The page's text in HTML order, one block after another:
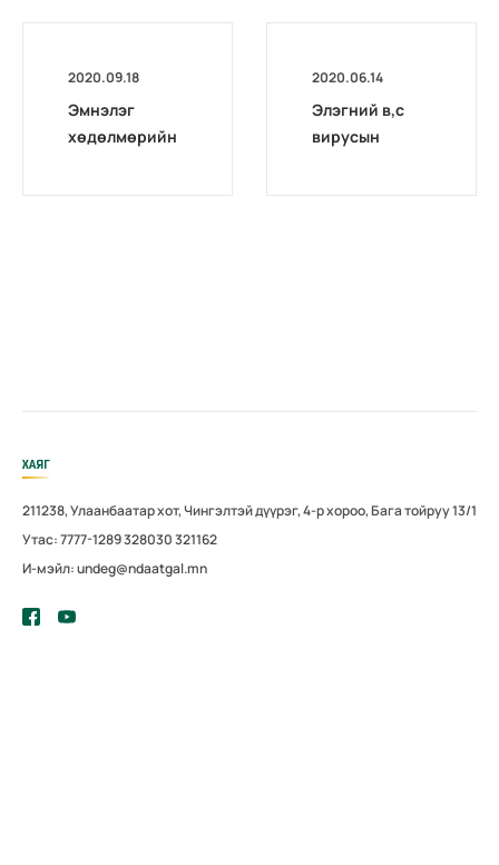
2020.09.18
Эмнэлэг
хөдөлмөрийн
2020.06.14
Элэгний в,с
вирусын
ХАЯГ
211238, Улаанбаатар хот, Чингэлтэй дүүрэг, 4-р хороо, Бага тойруу 13/1
Утас: 7777-1289 328030 321162
И-мэйл: undeg@ndaatgal.mn